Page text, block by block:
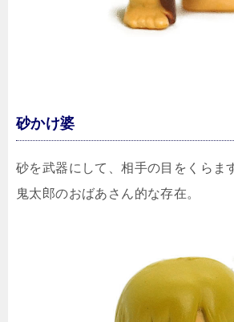
砂かけ婆
砂を武器にして、相手の目をくらま
鬼太郎のおばあさん的な存在。